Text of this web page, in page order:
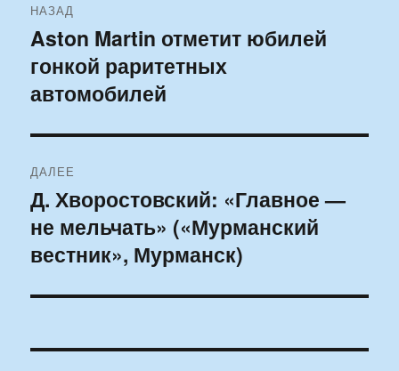
по
записям
НАЗАД
Предыдущая
запись:
Aston Martin отметит юбилей
гонкой раритетных
автомобилей
ДАЛЕЕ
Следующая
запись:
Д. Хворостовский: «Главное —
не мельчать» («Мурманский
вестник», Мурманск)